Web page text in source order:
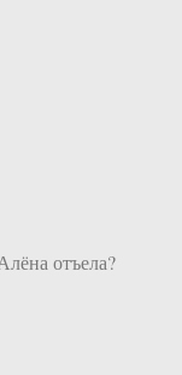
отъела?